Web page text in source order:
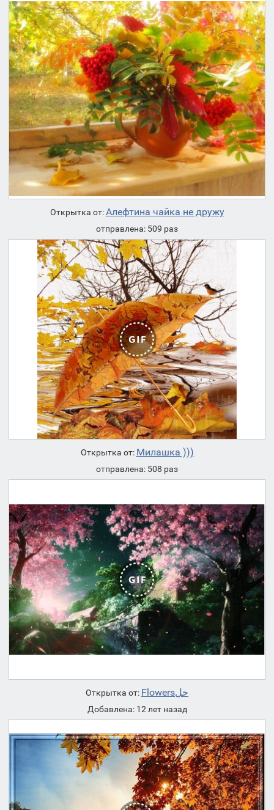
Открытка от:Aлeфтинa чaйкa не дружу
отправлена: 509 раз
Открытка от: Милашка )))
отправлена: 508 раз
Открытка от: Flowersخل
Добавлена: 12 лет назад